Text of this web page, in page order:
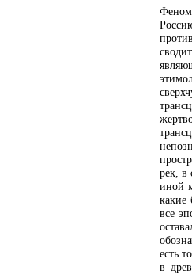
рек, в
иной
какие
все
есть
в